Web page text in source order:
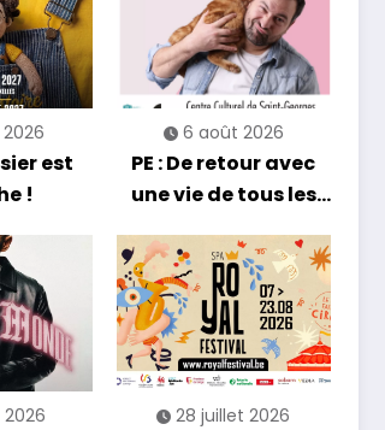
est
!
6 août 2026
PE : De retour avec
une vie de tous les
28 juillet 2026